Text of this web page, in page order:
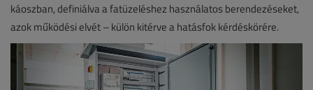
káoszban, definiálva a fatüzeléshez használatos berendezéseket,
azok működési elvét – külön kitérve a hatásfok kérdéskörére.